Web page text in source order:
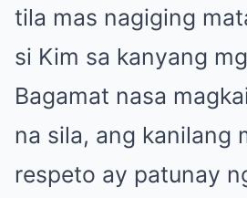
tila mas nagiging
si Kim sa kanyang
Bagamat nasa
na sila, ang kanilang
respeto ay patunay